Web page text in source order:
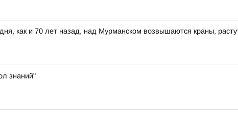
как и 70 лет назад, над Мурманском возвышаются краны,
знаний"